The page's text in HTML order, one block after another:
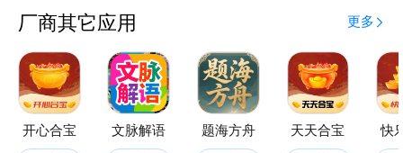
厂商其它应用 更多
开心合宝 文脉解语 题海方舟 天天合宝 快